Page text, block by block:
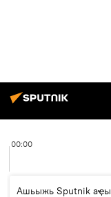
00:00
Ашьыжь Sputnik аҿы